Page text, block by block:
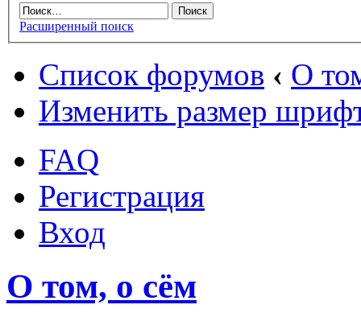
Расширенный поиск
Список форумов ‹ О
Изменить размер
FAQ
Регистрация
Вход
О том, о сём